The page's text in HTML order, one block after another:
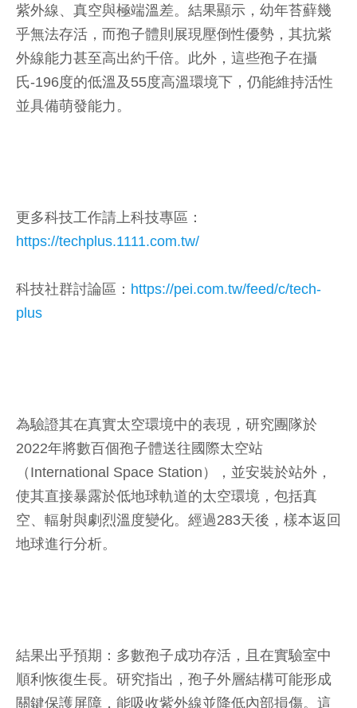
紫外線、真空與極端溫差。結果顯示，幼年苔蘚幾
乎無法存活，而孢子體則展現壓倒性優勢，其抗紫
外線能力甚至高出約千倍。此外，這些孢子在攝
氏-196度的低溫及55度高溫環境下，仍能維持活性
並具備萌發能力。
更多科技工作請上科技專區：
https://techplus.1111.com.tw/
科技社群討論區： https://pei.com.tw/feed/c/tech-
plus
為驗證其在真實太空環境中的表現，研究團隊於
2022年將數百個孢子體送往國際太空站
（International Space Station），並安裝於站外，
使其直接暴露於低地球軌道的太空環境，包括真
空、輻射與劇烈溫度變化。經過283天後，樣本返回
地球進行分析。
結果出乎預期：多數孢子成功存活，且在實驗室中
順利恢復生長。研究指出，孢子外層結構可能形成
關鍵保護屏障，能吸收紫外線並降低內部損傷。這